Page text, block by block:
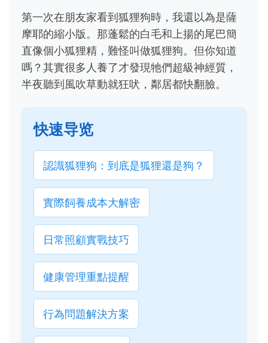
第一次在朋友家看到狐狸狗時，我還以為是薩
摩耶的縮小版。那蓬鬆的白毛和上揚的尾巴簡
直像個小狐狸精，難怪叫做狐狸狗。但你知道
嗎？其實很多人養了才發現牠們超級神經質，
半夜聽到風吹草動就狂吠，鄰居都快翻臉。
快速导览
認識狐狸狗：到底是狐狸還是狗？
實際飼養成本大解密
日常照顧實戰技巧
健康管理重點提醒
行為問題解決方案